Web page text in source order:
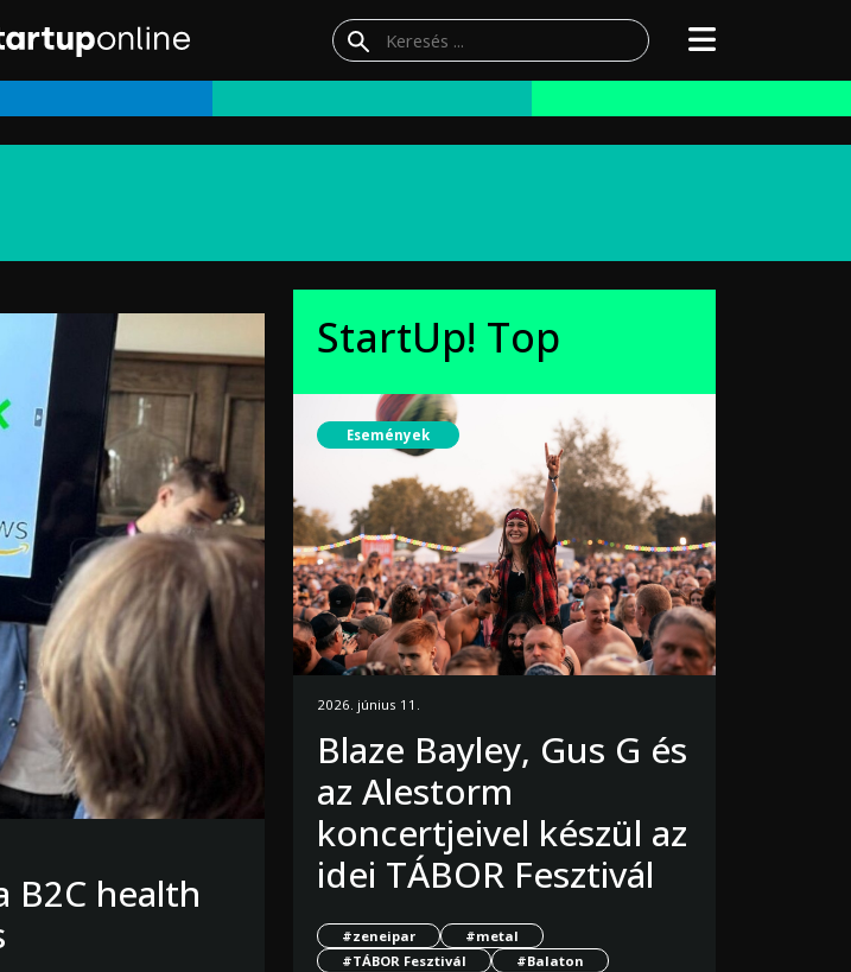
B2C health
StartUp! Top
Események
2026. június 11.
Blaze Bayley, Gus G és
az Alestorm
koncertjeivel készül az
idei TÁBOR Fesztivál
#zeneipar
#metal
#TÁBOR Fesztivál
#Balaton